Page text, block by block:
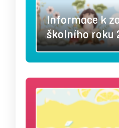
Informace k
školního roku